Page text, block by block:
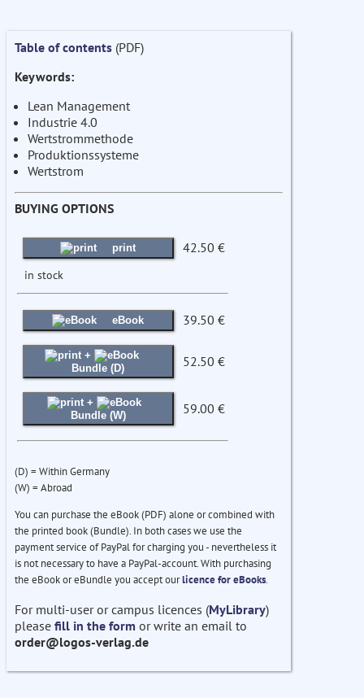
Table of contents (PDF)
Keywords:
Lean Management
Industrie 4.0
Wertstrommethode
Produktionssysteme
Wertstrom
BUYING OPTIONS
print 42.50 €
in stock
eBook 39.50 €
+
Bundle (D)
52.50 €
+
Bundle (W)
59.00 €
(D) = Within Germany
(W) = Abroad
You can purchase the eBook (PDF) alone or combined with
the printed book (Bundle). In both cases we use the
payment service of PayPal for charging you - nevertheless it
is not necessary to have a PayPal-account. With purchasing
the eBook or eBundle you accept ourlicence for eBooks.
For multi-user or campus licences (MyLibrary)
please fill in the form or write an email to
order@logos-verlag.de